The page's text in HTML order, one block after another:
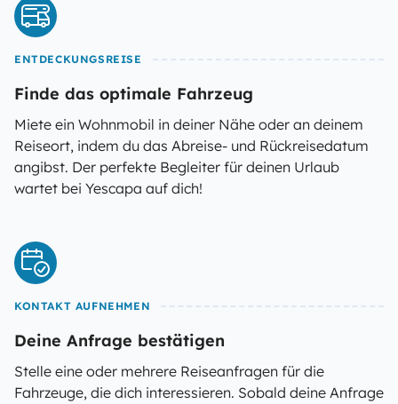
ENTDECKUNGSREISE
Finde das optimale Fahrzeug
Miete ein Wohnmobil in deiner Nähe oder an deinem
Reiseort, indem du das Abreise- und Rückreisedatum
angibst. Der perfekte Begleiter für deinen Urlaub
wartet bei Yescapa auf dich!
KONTAKT AUFNEHMEN
Deine Anfrage bestätigen
Stelle eine oder mehrere Reiseanfragen für die
Fahrzeuge, die dich interessieren. Sobald deine Anfrage